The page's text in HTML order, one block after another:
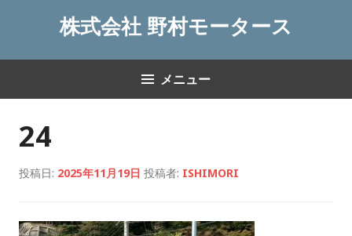
株式会社 野村モータース
メニュー
24
投稿日: 2025年11月19日 投稿者: ISHIMORI